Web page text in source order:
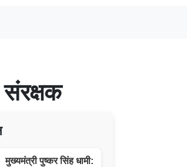
मुख्यमंत्री पुष्कर सिंह धामी: